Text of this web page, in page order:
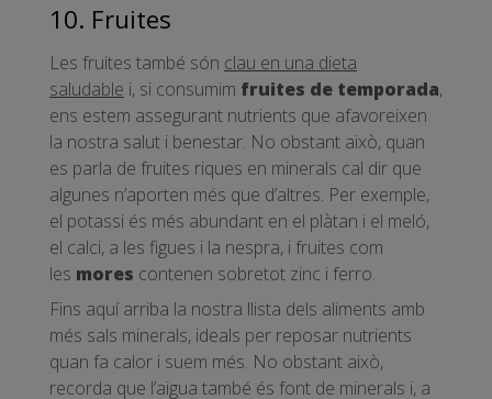
10. Fruites
Les fruites també són clau en una dieta
saludable i, si consumim fruites de temporada,
ens estem assegurant nutrients que afavoreixen
la nostra salut i benestar. No obstant això, quan
es parla de fruites riques en minerals cal dir que
algunes n’aporten més que d’altres. Per exemple,
el potassi és més abundant en el plàtan i el meló,
el calci, a les figues i la nespra, i fruites com
les mores contenen sobretot zinc i ferro.
Fins aquí arriba la nostra llista dels aliments amb
més sals minerals, ideals per reposar nutrients
quan fa calor i suem més. No obstant això,
recorda que l’aigua també és font de minerals i, a